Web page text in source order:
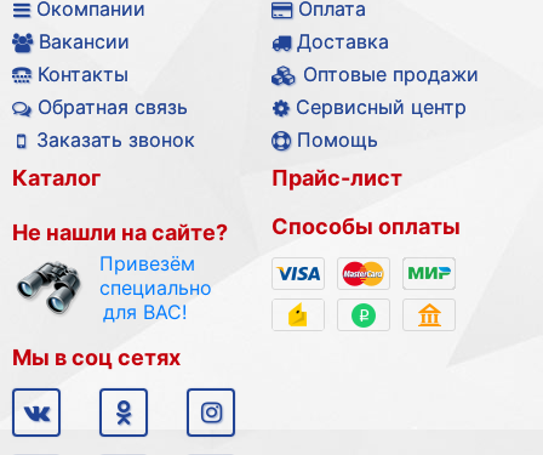
Окомпании
Вакансии
Контакты
Обратная связь
Заказать звонок
Оплата
Доставка
Оптовые продажи
Сервисный центр
Помощь
Каталог
Не нашли на сайте?
Привезём
специально
для ВАС!
Прайс-лист
Способы оплаты
Мы в соц сетях